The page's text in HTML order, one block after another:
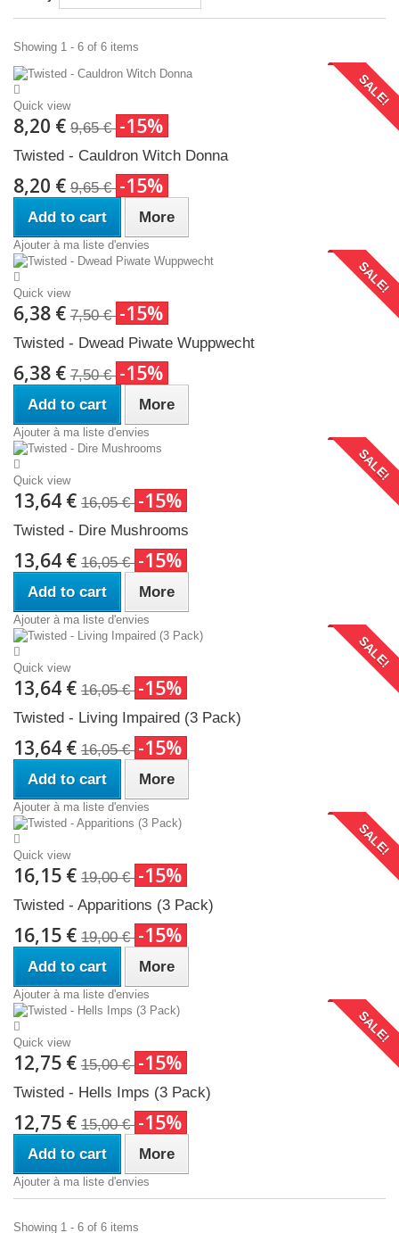
Showing 1 - 6 of 6 items
Quick view
8,20 € 9,65 € -15%
SALE!
Twisted - Cauldron Witch Donna
8,20 € 9,65 € -15%
Add to cart More
Ajouter à ma liste d'envies
Quick view
6,38 € 7,50 € -15%
SALE!
Twisted - Dwead Piwate Wuppwecht
6,38 € 7,50 € -15%
Add to cart More
Ajouter à ma liste d'envies
Quick view
13,64 € 16,05 € -15%
SALE!
Twisted - Dire Mushrooms
13,64 € 16,05 € -15%
Add to cart More
Ajouter à ma liste d'envies
Quick view
13,64 € 16,05 € -15%
SALE!
Twisted - Living Impaired (3 Pack)
13,64 € 16,05 € -15%
Add to cart More
Ajouter à ma liste d'envies
Quick view
16,15 € 19,00 € -15%
SALE!
Twisted - Apparitions (3 Pack)
16,15 € 19,00 € -15%
Add to cart More
Ajouter à ma liste d'envies
Quick view
12,75 € 15,00 € -15%
SALE!
Twisted - Hells Imps (3 Pack)
12,75 € 15,00 € -15%
Add to cart More
Ajouter à ma liste d'envies
Showing 1 - 6 of 6 items